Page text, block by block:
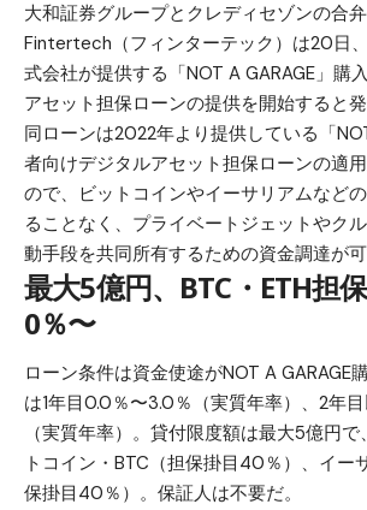
大和証券グループとクレディセゾンの合
Fintertech（フィンターテック）は20日
式会社が提供する「NOT A GARAGE」購
アセット担保ローンの提供を開始すると発
同ローンは2022年より提供している「
者向けデジタルアセット担保ローンの適
ので、ビットコインやイーサリアムなど
ることなく、プライベートジェットやク
動手段を共同所有するための資金調達が可
最大5億円、BTC・ETH担
0％〜
ローン条件は資金使途がNOT A GARAGE
は1年目0.0％〜3.0％（実質年率）、2年
（実質年率）。貸付限度額は最大5億円
トコイン・BTC（担保掛目40％）、イー
保掛目40％）。保証人は不要だ。